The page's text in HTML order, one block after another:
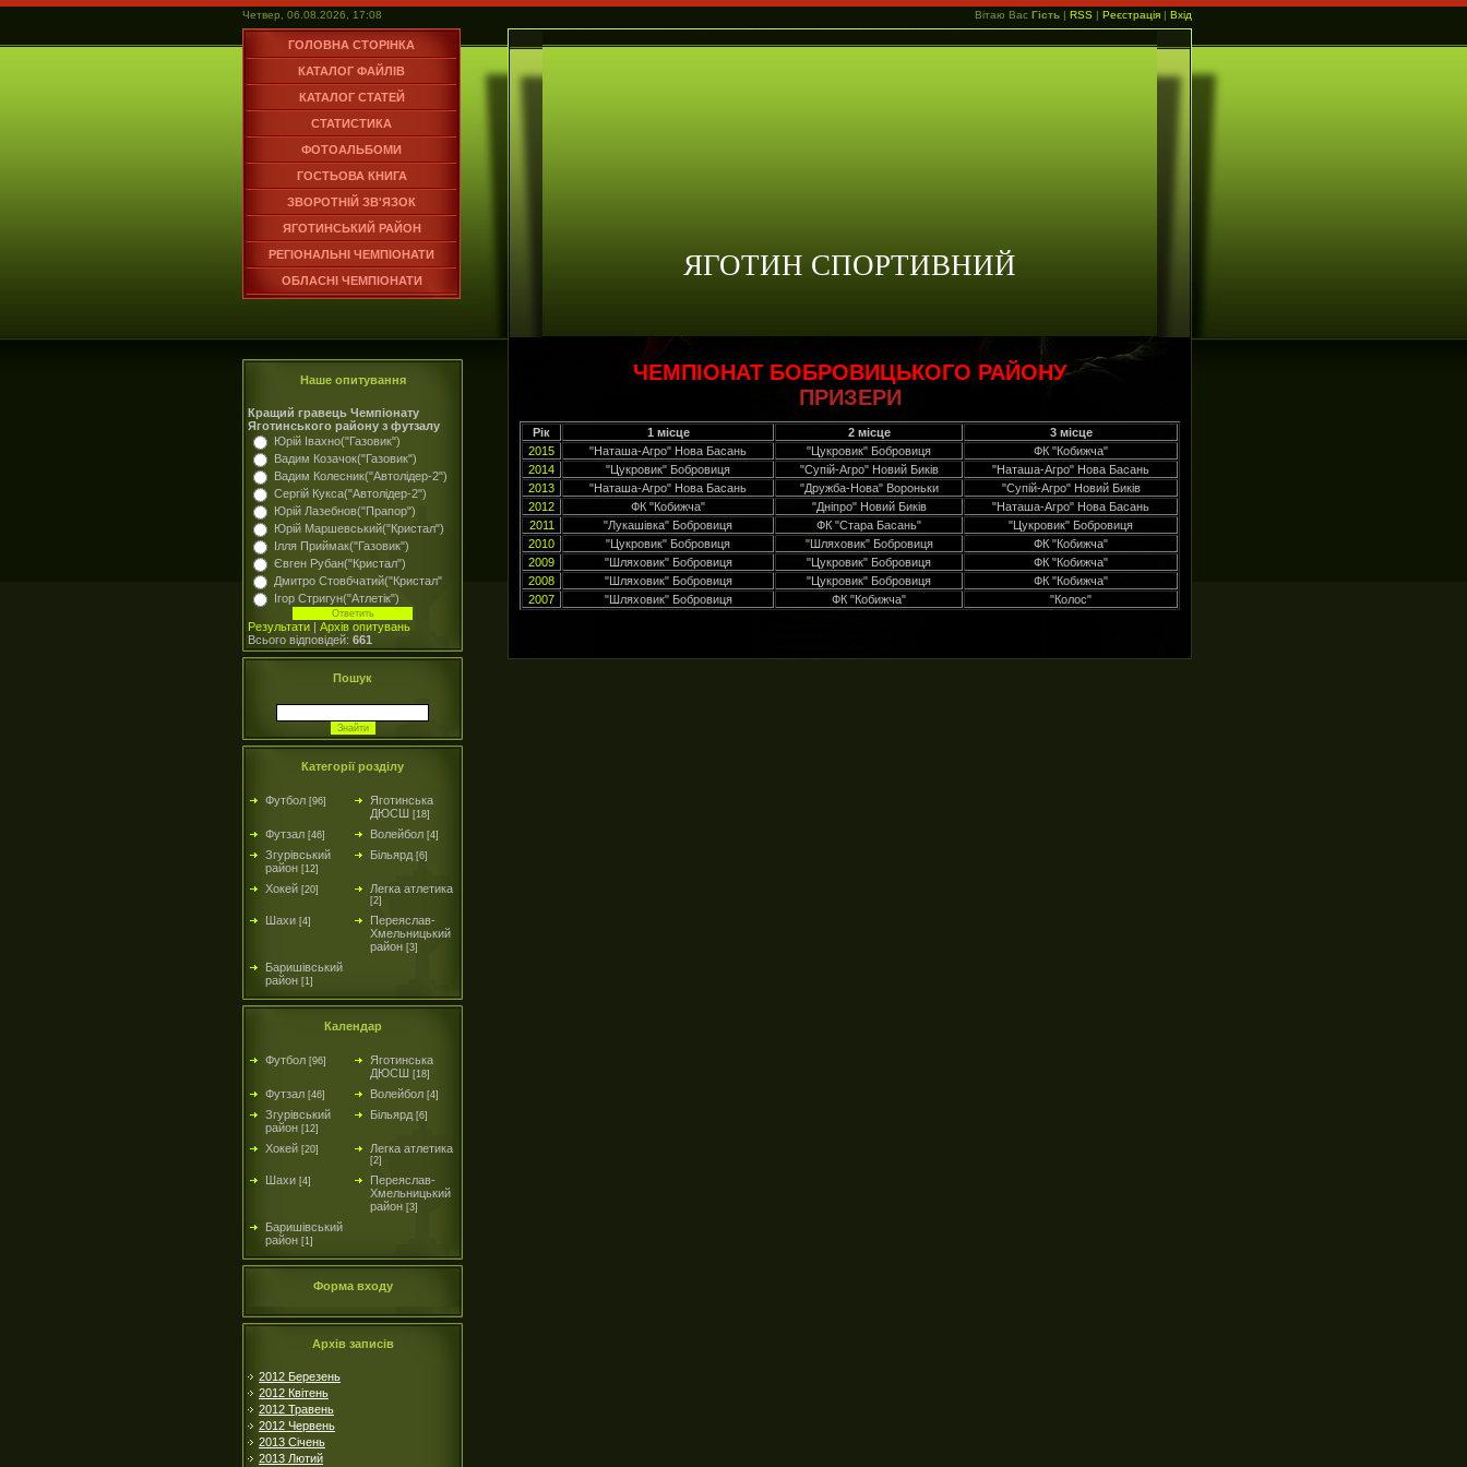
Четвер, 06.08.2026, 17:08 Вітаю Вас Гість | RSS | Реєстрація | Вхід
ГОЛОВНА СТОРІНКА
КАТАЛОГ ФАЙЛІВ
КАТАЛОГ СТАТЕЙ
СТАТИСТИКА
ФОТОАЛЬБОМИ
ГОСТЬОВА КНИГА
ЗВОРОТНІЙ ЗВ'ЯЗОК
ЯГОТИНСЬКИЙ РАЙОН
РЕГІОНАЛЬНІ ЧЕМПІОНАТИ
ОБЛАСНІ ЧЕМПІОНАТИ
ЯГОТИН СПОРТИВНИЙ
Наше опитування
Кращий гравець Чемпіонату
Яготинського району з футзалу
Юрій Івахно("Газовик")
Вадим Козачок("Газовик")
Вадим Колесник("Автолідер-2")
Сергій Кукса("Автолідер-2")
Юрій Лазебнов("Прапор")
Юрій Маршевський("Кристал")
Ілля Приймак("Газовик")
Євген Рубан("Кристал")
Дмитро Стовбчатий("Кристал"
Ігор Стригун("Атлетік")
Результати | Архів опитувань
Всього відповідей: 661
Пошук
Категорії розділу
Футбол [96]
Яготинська
ДЮСШ [18]
Футзал [46] Волейбол [4]
Згурівський
район [12]
Більярд [6]
Хокей [20] Легка атлетика
[2]
Шахи [4]
Переяслав-
Хмельницький
район [3]
Баришівський
район [1]
Календар
Футбол [96]
Яготинська
ДЮСШ [18]
Футзал [46] Волейбол [4]
Згурівський
район [12]
Більярд [6]
Хокей [20] Легка атлетика
[2]
Шахи [4]
Переяслав-
Хмельницький
район [3]
Баришівський
район [1]
Форма входу
Архів записів
2012 Березень
2012 Квітень
2012 Травень
2012 Червень
2013 Січень
2013 Лютий
ЧЕМПІОНАТ БОБРОВИЦЬКОГО РАЙОНУ
ПРИЗЕРИ
Рік 1 місце 2 місце
3 місце
2015
"Наташа-Агро" Нова Басань "Цукровик" Бобровиця
ФК "Кобижча"
2014
"Цукровик" Бобровиця "Супій-Агро" Новий Биків
"Наташа-Агро" Нова Басань
2013
"Наташа-Агро" Нова Басань "Дружба-Нова" Вороньки
"Супій-Агро" Новий Биків
2012
ФК "Кобижча" "Дніпро" Новий Биків
"Наташа-Агро" Нова Басань
2011
"Лукашівка" Бобровиця ФК "Стара Басань"
"Цукровик" Бобровиця
2010
"Цукровик" Бобровиця "Шляховик" Бобровиця
ФК "Кобижча"
2009
"Шляховик" Бобровиця "Цукровик" Бобровиця
ФК "Кобижча"
2008
"Шляховик" Бобровиця "Цукровик" Бобровиця
ФК "Кобижча"
2007
"Шляховик" Бобровиця ФК "Кобижча" "Колос"